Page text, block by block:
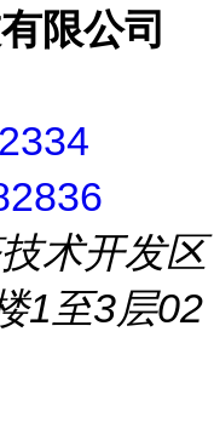
限公司
术开发区
1至3层02